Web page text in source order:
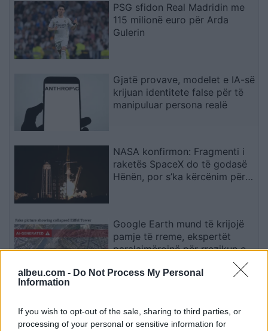
albeu.com - Do Not Process My Personal
Information
If you wish to opt-out of the sale, sharing to third parties, or
processing of your personal or sensitive information for
PSG sfidon Real Madridin me
115 milionë euro për Arda
Gulerin
Gjatë provave, modelet e IA-së
krijuan identitete false për të
manipuluar persona realë
NASA konfirmon: Fragmenti i
raketës SpaceX do të godasë
Hënën, por s’ka kërcënim për
Google Earth mund të krijojë
pamje të rreme, ekspertët
paralajmërojnë për rrezikun e
kontrollit”, mbi 1,000 ekspertë
kërkojnë frenimin e zhvillimit të